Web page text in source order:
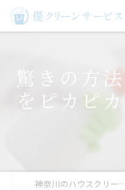
驚きの方
をピカピ
神奈川のハウスクリーニングなら優クリーンサービス